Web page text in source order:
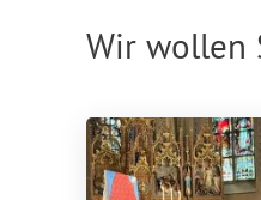
Wir wollen